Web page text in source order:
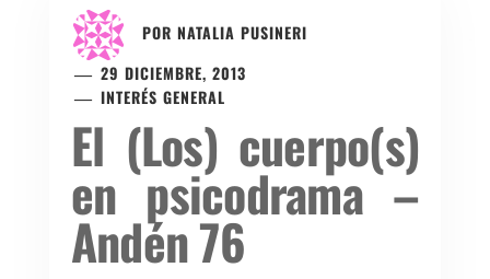
POR NATALIA PUSINERI
29 DICIEMBRE, 2013
INTERÉS GENERAL
El (Los) cuerpo(s)
en psicodrama –
Andén 76